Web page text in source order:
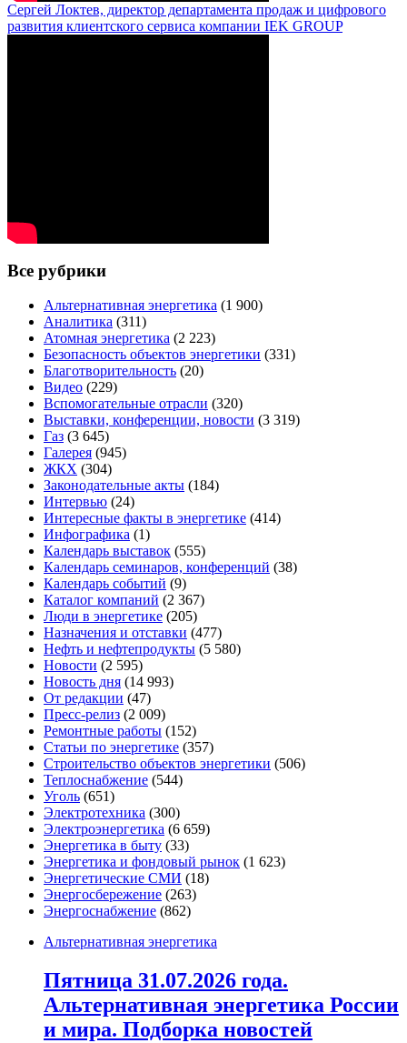
Сергей Локтев, директор департамента продаж и цифрового
развития клиентского сервиса компании IEK GROUP
Все рубрики
Альтернативная энергетика (1 900)
Аналитика (311)
Атомная энергетика (2 223)
Безопасность объектов энергетики (331)
Благотворительность (20)
Видео (229)
Вспомогательные отрасли (320)
Выставки, конференции, новости (3 319)
Газ (3 645)
Галерея (945)
ЖКХ (304)
Законодательные акты (184)
Интервью (24)
Интересные факты в энергетике (414)
Инфографика (1)
Календарь выставок (555)
Календарь семинаров, конференций (38)
Календарь событий (9)
Каталог компаний (2 367)
Люди в энергетике (205)
Назначения и отставки (477)
Нефть и нефтепродукты (5 580)
Новости (2 595)
Новость дня (14 993)
От редакции (47)
Пресс-релиз (2 009)
Ремонтные работы (152)
Статьи по энергетике (357)
Строительство объектов энергетики (506)
Теплоснабжение (544)
Уголь (651)
Электротехника (300)
Электроэнергетика (6 659)
Энергетика в быту (33)
Энергетика и фондовый рынок (1 623)
Энергетические СМИ (18)
Энергосбережение (263)
Энергоснабжение (862)
Альтернативная энергетика
Пятница 31.07.2026 года.
Альтернативная энергетика России
и мира. Подборка новостей